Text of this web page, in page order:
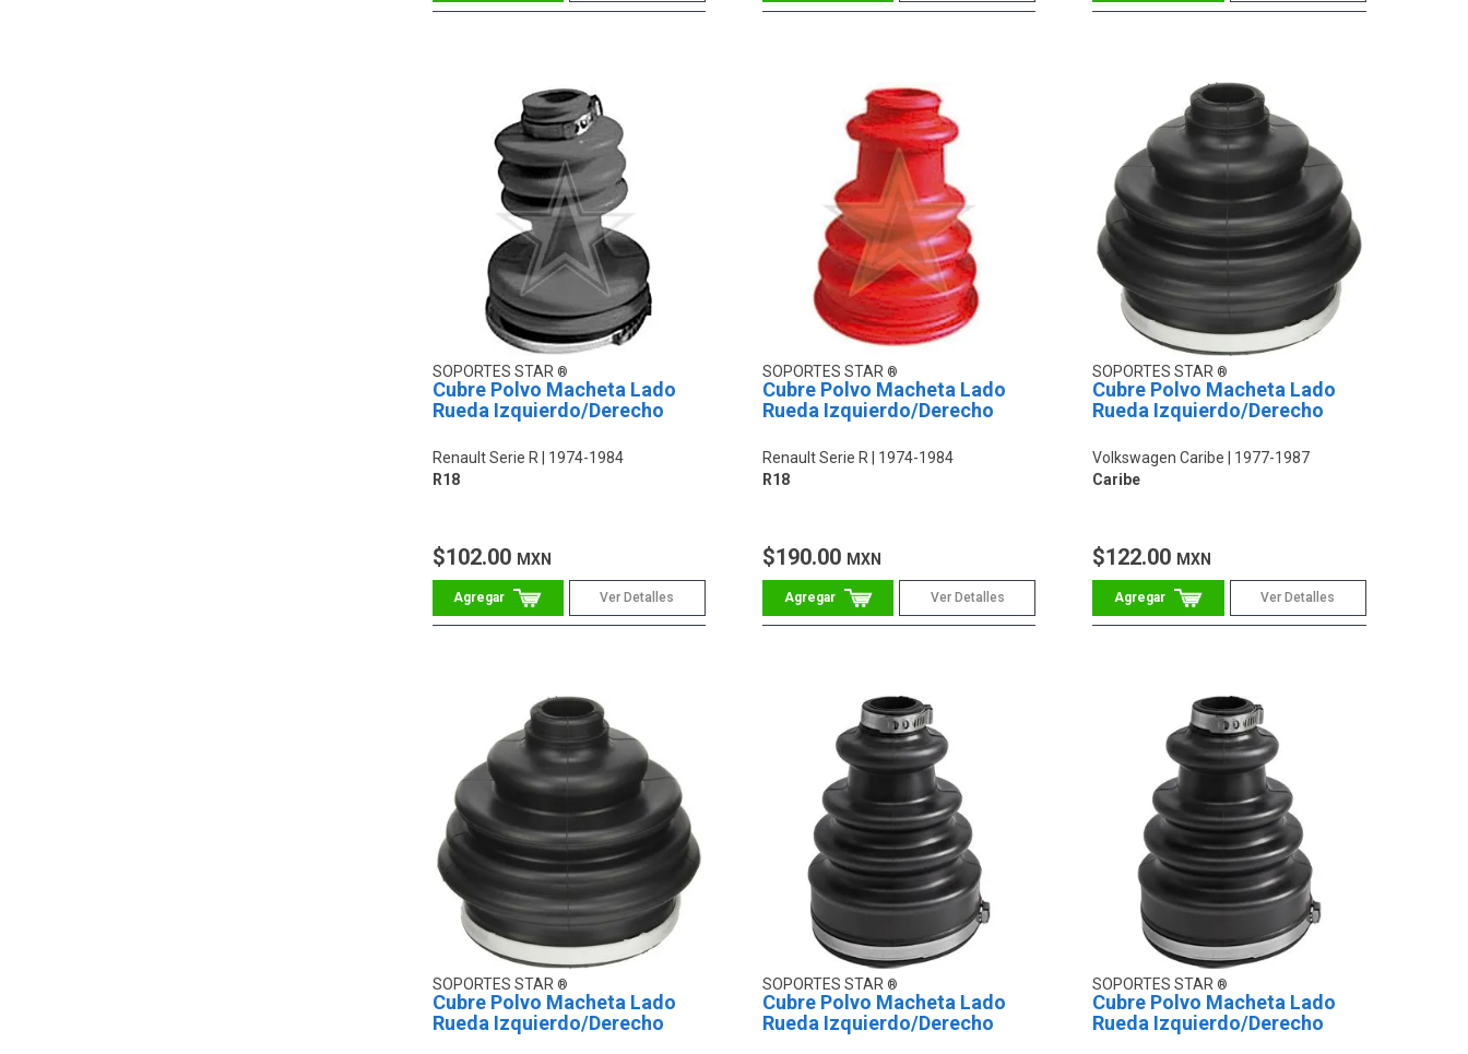
SOPORTES STAR
Cubre Polvo Macheta Lado
Rueda Izquierdo/Derecho
Renault Serie R
1974-1984
R18
$102.00 MXN
Ver Detalles
SOPORTES STAR
Cubre Polvo Macheta Lado
Rueda Izquierdo/Derecho
Renault Serie R
1974-1984
R18
$190.00 MXN
Ver Detalles
SOPORTES STAR
Cubre Polvo Macheta Lado
Rueda Izquierdo/Derecho
Volkswagen Caribe
1977-1987
Caribe
$122.00 MXN
Ver Detalles
SOPORTES STAR
Cubre Polvo Macheta Lado
Rueda Izquierdo/Derecho
SOPORTES STAR
Cubre Polvo Macheta Lado
Rueda Izquierdo/Derecho
SOPORTES STAR
Cubre Polvo Macheta Lado
Rueda Izquierdo/Derecho